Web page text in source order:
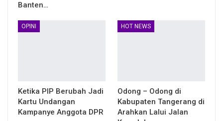
Banten…
OPINI
Ketika PIP Berubah Jadi
Kartu Undangan
Kampanye Anggota DPR
HOT NEWS
Odong – Odong di
Kabupaten Tangerang di
Arahkan Lalui Jalan